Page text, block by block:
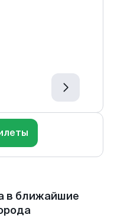
в ближайшие